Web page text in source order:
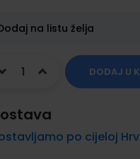
na listu želja
DODAJ U
po cijeloj